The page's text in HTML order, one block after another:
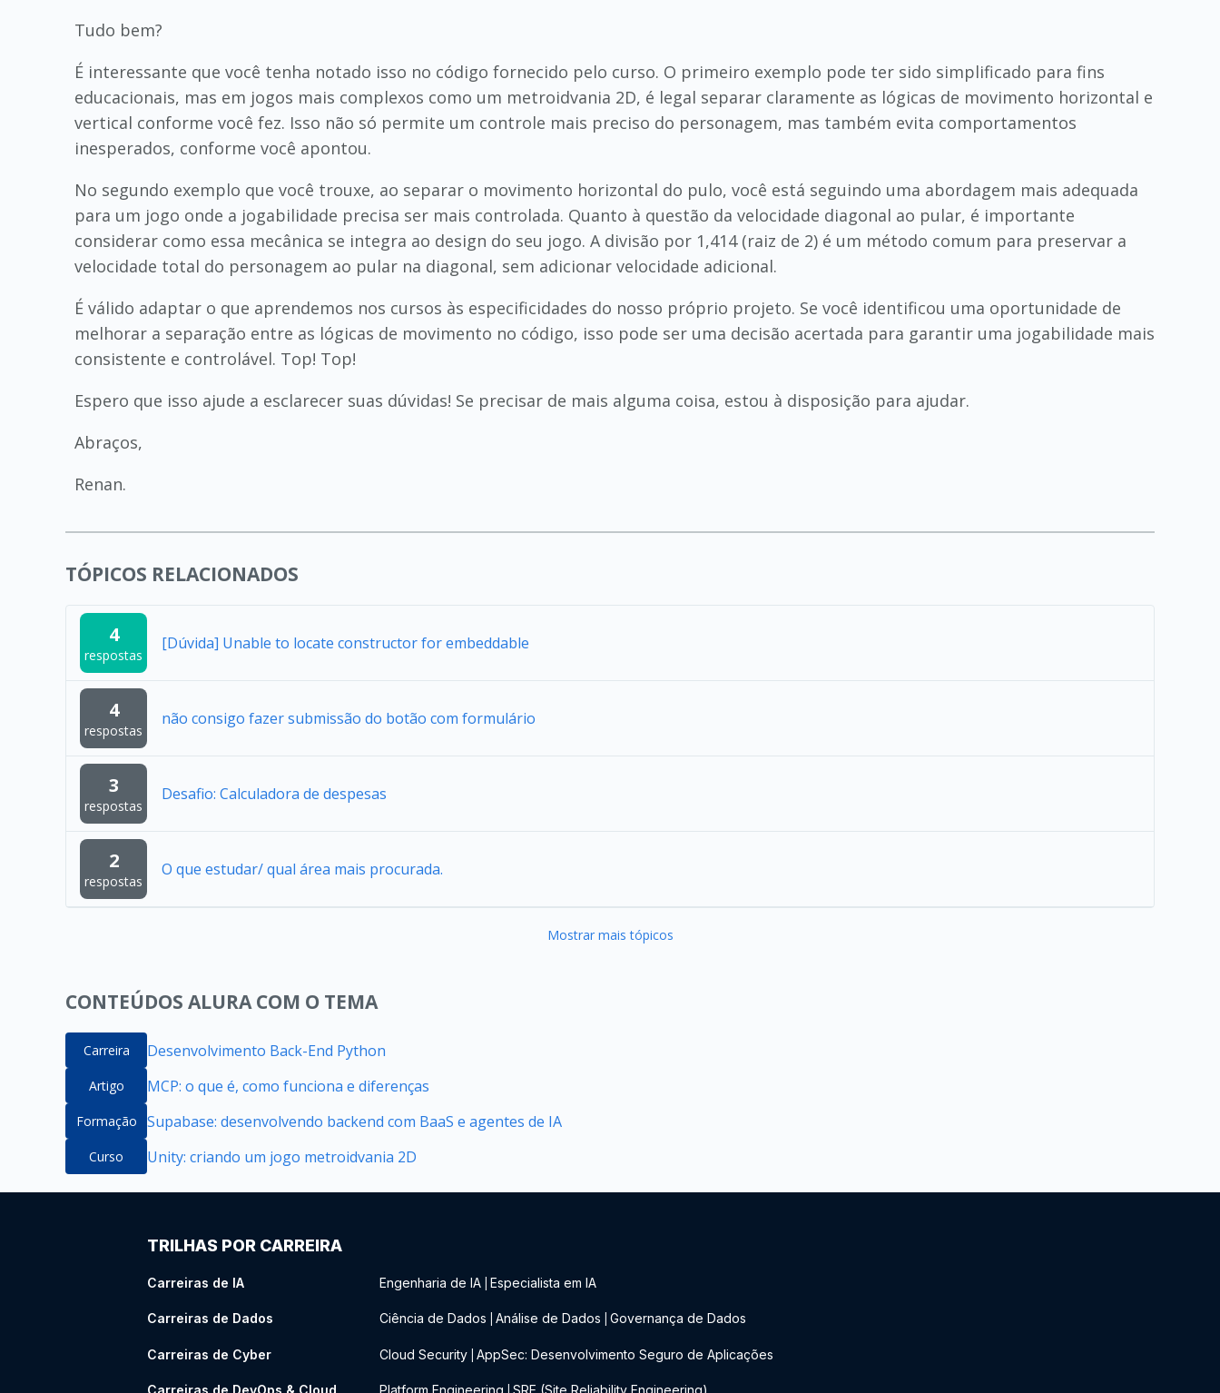
Tudo bem?
É interessante que você tenha notado isso no código fornecido pelo curso. O primeiro exemplo pode ter sido simplificado para fins
educacionais, mas em jogos mais complexos como um metroidvania 2D, é legal separar claramente as lógicas de movimento horizontal e
vertical conforme você fez. Isso não só permite um controle mais preciso do personagem, mas também evita comportamentos
inesperados, conforme você apontou.
No segundo exemplo que você trouxe, ao separar o movimento horizontal do pulo, você está seguindo uma abordagem mais adequada
para um jogo onde a jogabilidade precisa ser mais controlada. Quanto à questão da velocidade diagonal ao pular, é importante
considerar como essa mecânica se integra ao design do seu jogo. A divisão por 1,414 (raiz de 2) é um método comum para preservar a
velocidade total do personagem ao pular na diagonal, sem adicionar velocidade adicional.
É válido adaptar o que aprendemos nos cursos às especificidades do nosso próprio projeto. Se você identificou uma oportunidade de
melhorar a separação entre as lógicas de movimento no código, isso pode ser uma decisão acertada para garantir uma jogabilidade mais
consistente e controlável. Top! Top!
Espero que isso ajude a esclarecer suas dúvidas! Se precisar de mais alguma coisa, estou à disposição para ajudar.
Abraços,
Renan.
TÓPICOS RELACIONADOS
4
respostas
[Dúvida] Unable to locate constructor for embeddable
4
respostas
não consigo fazer submissão do botão com formulário
3
respostas
Desafio: Calculadora de despesas
2
respostas
O que estudar/ qual área mais procurada.
Mostrar mais tópicos
CONTEÚDOS ALURA COM O TEMA
Carreira Desenvolvimento Back-End Python
Artigo MCP: o que é, como funciona e diferenças
Formação Supabase: desenvolvendo backend com BaaS e agentes de IA
Curso Unity: criando um jogo metroidvania 2D
TRILHAS POR CARREIRA
Carreiras de IA Engenharia de IA Especialista em IA
Carreiras de Dados Ciência de Dados Análise de Dados Governança de Dados
Carreiras de Cyber Cloud Security AppSec: Desenvolvimento Seguro de Aplicações